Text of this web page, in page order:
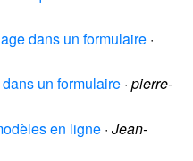
dans un formulaire ·
un formulaire · pierre-
en ligne · Jean-